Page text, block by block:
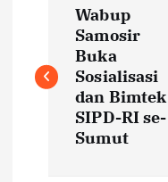
s
Wabup
Samosir
Buka
Sosialisasi
dan Bimtek
SIPD-RI se-
Sumut